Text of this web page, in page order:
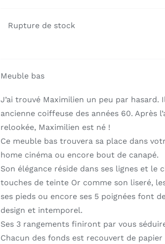
Rupture de stock
Meuble bas
J’ai trouvé Maximilien un peu par hasard. Il
ancienne coiffeuse des années 60. Après
relookée, Maximilien est né !
Ce meuble bas trouvera sa place dans
home cinéma ou encore bout de canapé.
Son élégance réside dans ses lignes et le
touches de teinte Or comme son liseré,
ses pieds ou encore ses 5 poignées font
design et intemporel.
Ses 3 rangements finiront par vous
Chacun des fonds est recouvert de